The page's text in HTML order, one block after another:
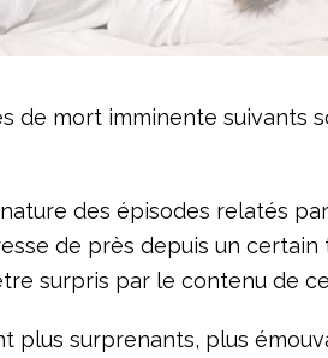
de mort imminente suivants
des épisodes relatés
de près depuis un
surpris par le contenu de
plus surprenants, plus